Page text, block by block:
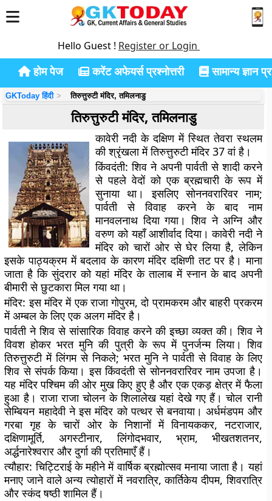
Hello Guest ! Register or Login
होम पेज करेंट अफेयर्स प्रश्नोत्तरी सामान्य ज्ञान
GKToday हिंदी तिरुत्तुरुटी मंदिर, तमिलनाडु
तिरुत्तुरुटी मंदिर, तमिलनाडु
कावेरी नदी के दक्षिण में स्थित तेवरा स्थलम
की श्रृंखला में तिरुत्तुरुटी मंदिर 37 वां है।
किंवदंती: शिव ने अपनी पार्वती से शादी करने
से पहले वेदों को एक ब्रह्मचारी के रूप में
सुनाया था। इसलिए सोननवरारिवर नाम;
पार्वती से विवाह करने के बाद नाम
मानवलनाथ दिया गया। शिव ने अग्नि और
वरुण को यहाँ आशीर्वाद दिया। कावेरी नदी ने
मंदिर को चारों ओर से घेर लिया है, लेकिन
इसके पाठ्यक्रम में बदलाव के कारण मंदिर दक्षिणी तट पर है। माना
जाता है कि सुंदरार को यहां मंदिर के तालाब में स्नान के बाद अपनी
बीमारी से छुटकारा मिल गया था।
मंदिर: इस मंदिर में एक राजा गोपुरम, दो प्रामकरम और बाहरी प्रकरम
में अम्बल के लिए एक अलग मंदिर है।
पार्वती ने शिव से सांसारिक विवाह करने की इच्छा व्यक्त की। शिव ने
विवश होकर भरत मुनि की पुत्री के रूप में पुनर्जन्म लिया। शिव
तिरुत्तुरुटी में लिंगम से निकले; भरत मुनि ने पार्वती से विवाह के लिए
शिव से संपर्क किया। इस किंवदंती से सोननवरारिवर नाम उपजा है।
यह मंदिर पश्चिम की ओर मुख किए हुए है और एक एकड़ क्षेत्र में फैला
हुआ है। राजा राजा चोलन के शिलालेख यहां देखे गए हैं। चोल रानी
सेम्बियन महादेवी ने इस मंदिर को पत्थर से बनवाया। अर्धमंडपम और
गरबा गृह के चारों ओर के निशानों में विनायककर, नटराजार,
दक्षिणामूर्ति, अगस्टीनार, लिंगोदभवार, भ्राम, भीखतशतनर,
अर्द्धनारेश्वरार और दुर्गा की प्रतिमाएँ हैं।
त्यौहार: चिट्टिराई के महीने में वार्षिक ब्रह्मोत्सव मनाया जाता है। यहां
मनाए जाने वाले अन्य त्योहारों में नवरात्रि, कार्तिकेय दीपम, शिवरात्रि
और स्कंद षष्ठी शामिल हैं।